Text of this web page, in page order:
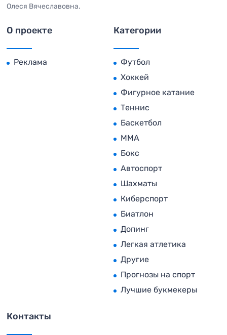
Олеся Вячеславовна.
О проекте
Реклама
Категории
Футбол
Хоккей
Фигурное катание
Теннис
Баскетбол
MMA
Бокс
Автоспорт
Шахматы
Киберспорт
Биатлон
Допинг
Легкая атлетика
Другие
Прогнозы на спорт
Лучшие букмекеры
Контакты